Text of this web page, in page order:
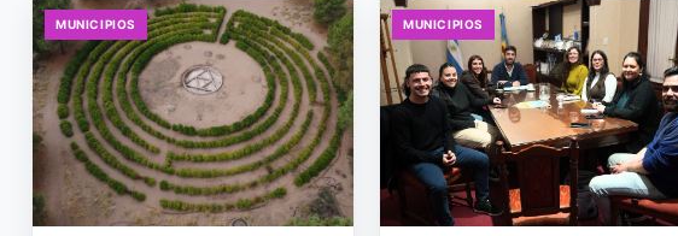
MUNICIPIOS MUNICIPIOS